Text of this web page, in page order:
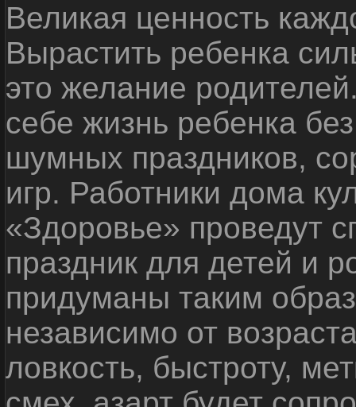
Великая ценность
Вырастить ребенка
это желание
себе жизнь ребенка
шумных праздников,
игр. Работники дома
«Здоровье» проведут
праздник для детей и
придуманы таким
независимо от
ловкость, быстроту,